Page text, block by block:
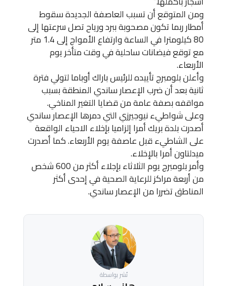
ومن المتوقع أن تسبب العاصفة الجديدة سقوط
أمطار ربما تكون مصحوبة ببرد ورياح تصل سرعتها إلى
80 كيلومترا في الساعة وارتفاع الأمواج إلى 1.4 متر
مع توقع فيضانات ساحلية في وقت متأخر يوم
الأربعاء.
وأعلن بلومبرج تأييده للرئيس باراك أوباما لتولي فترة
ثانية بعد أن ضرب الإعصار ساندي المنطقة بسبب
مواقفه بصفة عامة من قضايا التغير المناخي.
وعلى شواطيء نيوجيرزي التي دمرها الإعصار ساندي
أصدرت بلدة بريك أمرا إلزاميا بإخلاء الاحياء الواقعة
على الشاطيء قبل عاصفة يوم الأربعاء. كما أصدرت
ميدلتاون أمرا بالإخلاء.
وأمر بلومبرج يوم الثلاثاء بإجلاء أكثر من 600 شخص
من أربعة مراكز للرعاية الصحية في إحدى أكثر
المناطق تضررا من الإعصار ساندي.
نُشر بواسطة